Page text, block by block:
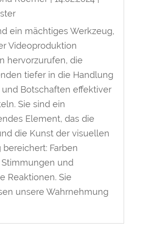
ein mächtiges Werkzeug,
Videoproduktion
hervorzurufen, die
tiefer in die Handlung
Botschaften effektiver
Sie sind ein
Element, das die
die Kunst der visuellen
bereichert: Farben
und
Reaktionen. Sie
unsere Wahrnehmung